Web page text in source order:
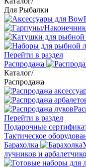
Для Рыбалки
Перейти в раздел
Распродажа
Каталог/
Распродажа
Перейти в раздел
Подарочные
Тактическое
Барахолка
лучников и